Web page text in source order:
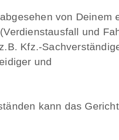
von Deinem
und
Kfz.-
und
kann das